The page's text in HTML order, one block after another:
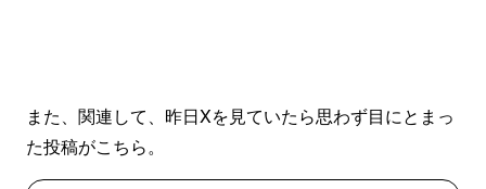
また、関連して、昨日Xを見ていたら思わず目にとまっ
た投稿がこちら。